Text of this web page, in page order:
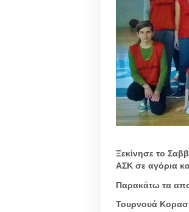
Ξεκίνησε το
ΑΣΚ σε αγόρια
Παρακάτω τα
Τουρνουά